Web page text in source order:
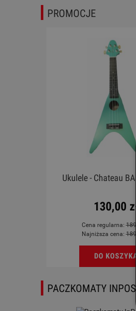
PROMOCJE
Ukulele - Chateau
130,00 zł
Cena regularna:
Najniższa cena:
DO KOSZYKA
PACZKOMATY INPOST